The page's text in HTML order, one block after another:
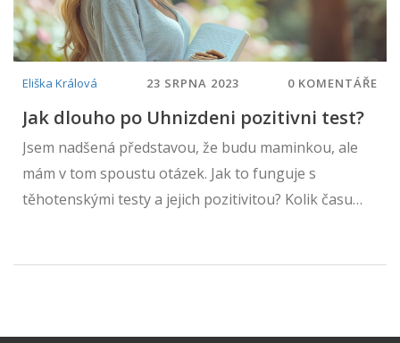
Eliška Králová 23 SRPNA 2023 0 KOMENTÁŘE
Jak dlouho po Uhnizdeni pozitivni test?
Jsem nadšená představou, že budu maminkou, ale
mám v tom spoustu otázek. Jak to funguje s
těhotenskými testy a jejich pozitivitou? Kolik času